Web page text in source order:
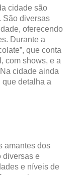
cidade são
São diversas
oferecendo
Durante a
que conta
com shows, e a
cidade ainda
que detalha a
amantes dos
diversas e
e níveis de